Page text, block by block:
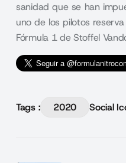
sanidad que se han
uno de los pilotos
Fórmula 1 de Stoffel
Tags : 2020 Social